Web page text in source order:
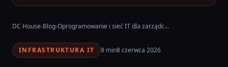
DC House›Blog› Oprogramowanie i sieć IT dla zarządców nieruchomości [2026]
INFRASTRUKTURA IT 8 min8 czerwca 2026